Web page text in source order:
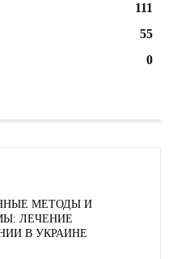
111
55
0
МЕТОДЫ И
ЛЕЧЕНИЕ
В УКРАИНЕ